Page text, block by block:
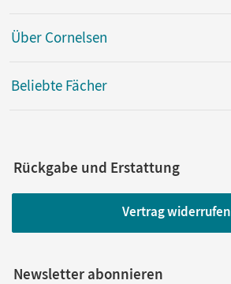
Über Cornelsen
Beliebte Fächer
Rückgabe und Erstattung
Vertrag widerrufen
Newsletter abonnieren